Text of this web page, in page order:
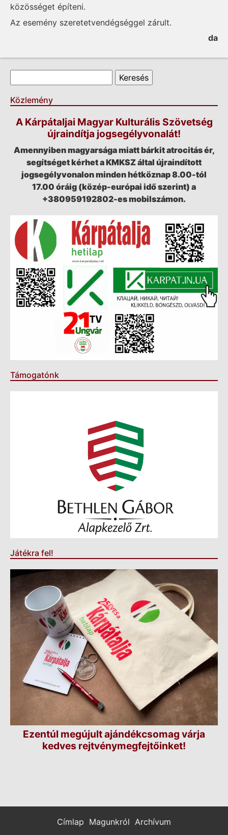
közösséget építeni.
Az esemény szeretetvendégséggel zárult.
da
Keresés űrlap
Keresés
Közlemény
A Kárpátaljai Magyar Kulturális Szövetség
újraindítja jogsegélyvonalát!
Amennyiben magyarsága miatt bárkit atrocitás ér,
segítséget kérhet a KMKSZ által újraindított
jogsegélyvonalon minden hétköznap 8.00-tól
17.00 óráig (közép-európai idő szerint) a
+380959192802-es mobilszámon.
Támogatónk
Játékra fel!
Ezentúl megújult ajándékcsomag várja
kedves rejtvénymegfejtőinket!
Címlap Magunkról Archívum